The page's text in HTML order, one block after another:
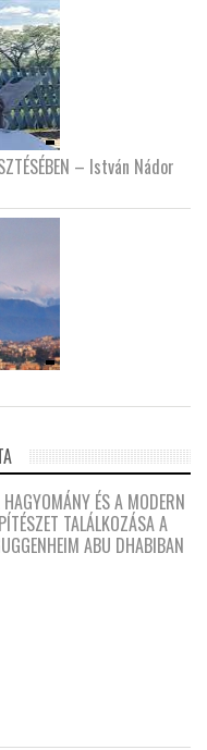
– István Nádor
ÉS A MODERN
TALÁLKOZÁSA A
ABU DHABIBAN